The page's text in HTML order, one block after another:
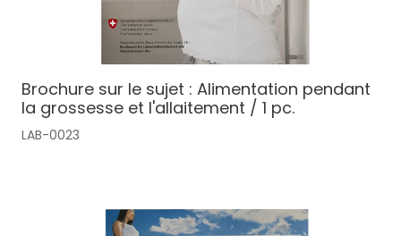
Brochure sur le sujet : Alimentation pendant
la grossesse et l'allaitement / 1 pc.
LAB-0023